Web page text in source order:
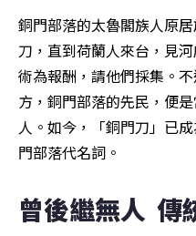
銅門部落的太魯閣族人原
刀，直到荷蘭人來台，見
術為報酬，請他們採集。
方，銅門部落的先民，便
人。如今，「銅門刀」已
門部落代名詞。
曾後繼無人